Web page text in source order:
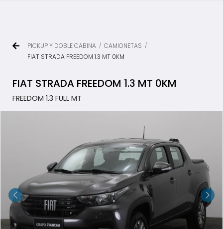
AUTOS Y SUV
PICKUP Y DOBLE CABINA
UTILITARIOS Y CAMIONES
VENDÉ
PICKUP Y DOBLE CABINA / CAMIONETAS /
FIAT STRADA FREEDOM 1.3 MT 0KM
FIAT STRADA FREEDOM 1.3 MT 0KM
FREEDOM 1.3 FULL MT